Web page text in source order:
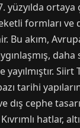
ortaya
formları ve
Bu akım,
Siirt
tarihi
dış cephe
hatlar,